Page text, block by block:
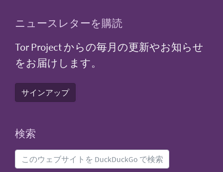
ニュースレターを購読
Tor Project からの毎月の更新やお知らせ
をお届けします。
サインアップ
検索